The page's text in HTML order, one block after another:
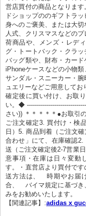
営店買付の商品となりま
ドショップののギフトラ
身へのご褒美、または大
人式、クリスマスなどの
荷商品や、メンズ・レデ
グ・トートバック・クラ
バッグ類や、財布・カー
iPhoneケースなどの小物
サンダル・スニーカー・
ュエリーなどご用意してお
確定後に買い付け、お取
い。◆
さい)) ＊＊＊＊＊●お取引
ご注文確定3. 買付け・検
日）5. 商品到着（ご注文
合わせ」にて、在庫確認
送（ご注文確定後2-7営業
意事項・在庫は日々変動
す。・直営店より買付で
送方法は、　時期やお届
合、　バイマ規定に基づ
みをお勧めいたします。　
【関連記事】:adidas x